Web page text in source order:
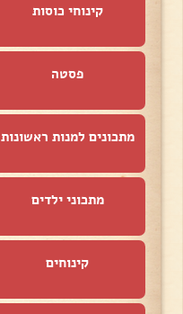
קינוחי כוסות
פסטה
מתכונים למנות ראשונות
מתכוני ילדים
קינוחים